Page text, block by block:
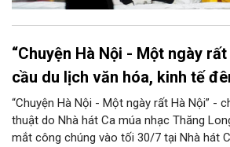
“Chuyện Hà Nội - Một ngày rất
cầu du lịch văn hóa, kinh tế
“Chuyện Hà Nội - Một ngày rất Hà Nội” -
thuật do Nhà hát Ca múa nhạc Thăng
mắt công chúng vào tối 30/7 tại Nhà hát